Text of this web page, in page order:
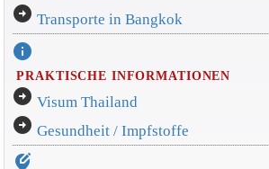
arrow_circle_right Transporte in Bangkok
info
PRAKTISCHE INFORMATIONEN
arrow_circle_right Visum Thailand
arrow_circle_right Gesundheit / Impfstoffe
edit_location_alt